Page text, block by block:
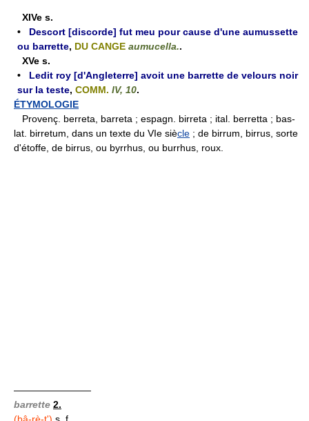
XIVe s.
• Descort [discorde] fut meu pour cause d'une aumussette
ou barrette, DU CANGE aumucella..
XVe s.
• Ledit roy [d'Angleterre] avoit une barrette de velours noir
sur la teste, COMM. IV, 10.
ÉTYMOLOGIE
Provenç. berreta, barreta ; espagn. birreta ; ital. berretta ; bas-
lat. birretum, dans un texte du VIe siècle ; de birrum, birrus, sorte
d'étoffe, de birrus, ou byrrhus, ou burrhus, roux.
————————
barrette 2.